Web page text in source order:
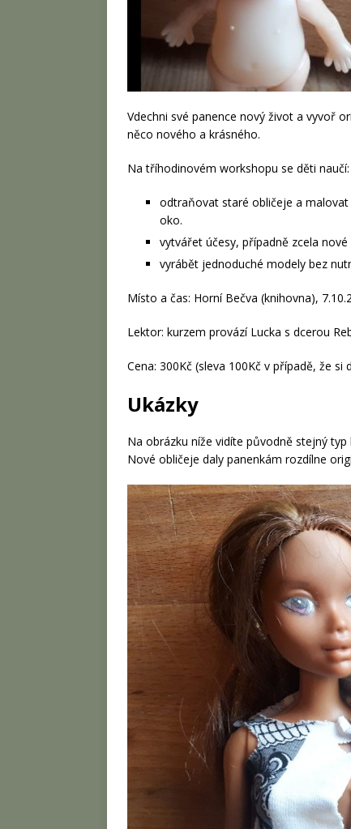
Vdechni své panence nový život a vyvoř
něco nového a krásného.
Na tříhodinovém workshopu se děti naučí:
odtraňovat staré obličeje a
oko.
vytvářet účesy, případně zcela
vyrábět jednoduché modely bez
Místo a čas: Horní Bečva (knihovna),
Lektor: kurzem provází Lucka s dcerou
Cena: 300Kč (sleva 100Kč v případě, že si
Ukázky
Na obrázku níže vidíte původně stejný
Nové obličeje daly panenkám rozdílne